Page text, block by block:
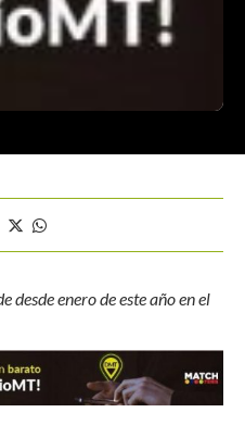
desde enero de este año en el